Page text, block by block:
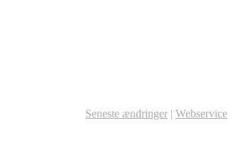
Seneste ændringer | Webservice